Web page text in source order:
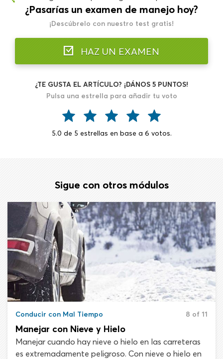
¿Pasarías un examen de manejo hoy?
¡Descúbrelo con nuestro test gratis!
HAZ UN EXAMEN
¿TE GUSTA EL ARTÍCULO? ¡DÁNOS 5 PUNTOS!
Pulsa una estrella para añadir tu voto
5.0 de 5 estrellas en base a 6 votos.
Sigue con otros módulos
Conducir con Mal Tiempo 8 of 11
Manejar con Nieve y Hielo
Manejar cuando hay nieve o hielo en las carreteras
es extremadamente peligroso. Con nieve o hielo en